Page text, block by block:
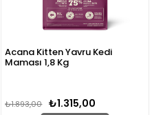
Acana Kitten Yavru Kedi
Maması 1,8 Kg
₺1.315,00
₺1.893,00